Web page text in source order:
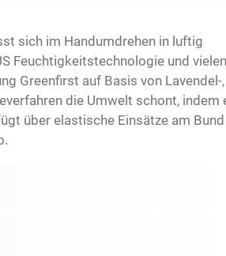
sich im Handumdrehen in luftig
Feuchtigkeitstechnologie und vielen
Greenfirst auf Basis von Lavendel-,
die Umwelt schont, indem
über elastische Einsätze am Bund